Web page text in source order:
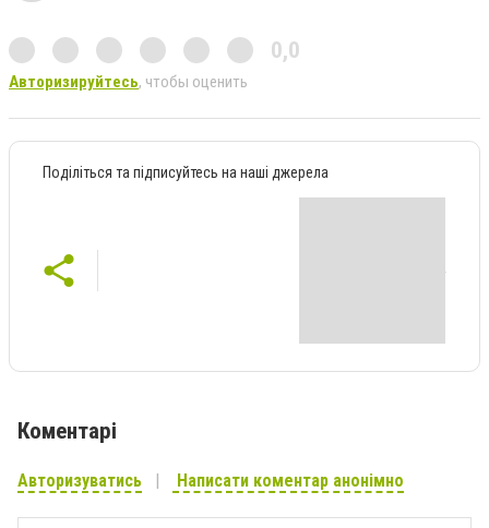
0,0
Авторизируйтесь, чтобы оценить
Поділіться та підписуйтесь на наші джерела
Коментарі
Авторизуватись Написати коментар анонімно